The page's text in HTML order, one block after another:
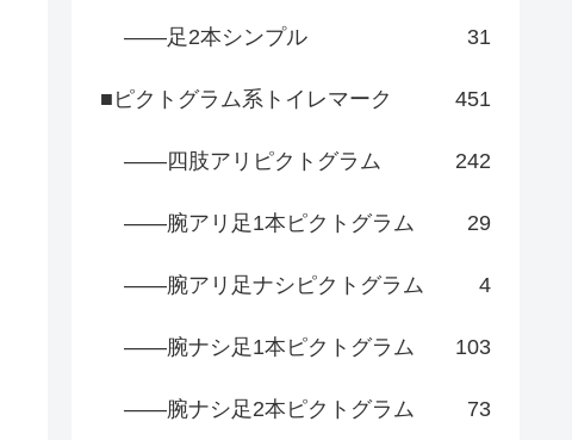
――足2本シンプル 31
■ピクトグラム系トイレマーク 451
――四肢アリピクトグラム 242
――腕アリ足1本ピクトグラム 29
――腕アリ足ナシピクトグラム 4
――腕ナシ足1本ピクトグラム 103
――腕ナシ足2本ピクトグラム 73